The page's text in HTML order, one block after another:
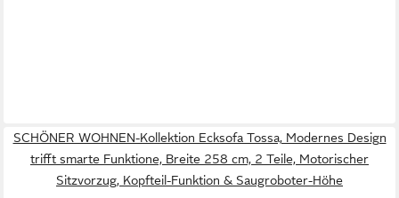
SCHÖNER WOHNEN-Kollektion Ecksofa Tossa, Modernes Design
trifft smarte Funktione, Breite 258 cm, 2 Teile, Motorischer
Sitzvorzug, Kopfteil-Funktion & Saugroboter-Höhe